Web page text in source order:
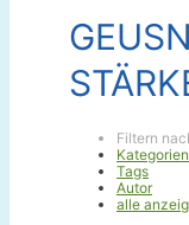
Filtern
Kategorien
Tags
Autor
alle